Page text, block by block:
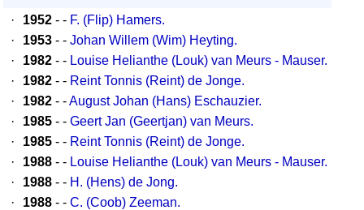
·
1952 - - F. (Flip) Hamers.
·
1953 - - Johan Willem (Wim) Heyting.
·
1982 - - Louise Helianthe (Louk) van Meurs - Mauser.
·
1982 - - Reint Tonnis (Reint) de Jonge.
·
1982 - -August Johan (Hans) Eschauzier.
·
1985 - - Geert Jan (Geertjan) van Meurs.
·
1985 - - Reint Tonnis (Reint) de Jonge.
·
1988 - - Louise Helianthe (Louk) van Meurs - Mauser.
·
1988 - - H. (Hens) de Jong.
·
1988 - - C. (Coob) Zeeman.